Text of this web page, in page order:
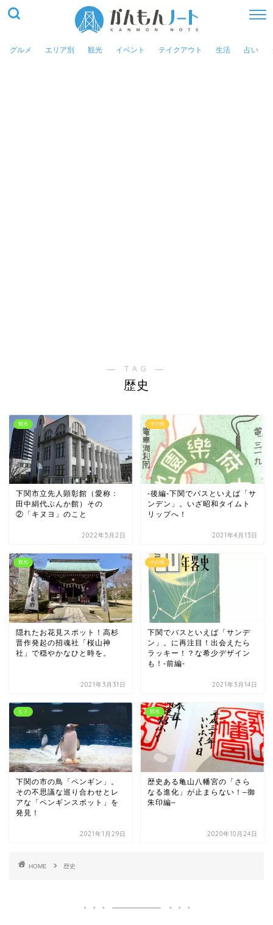
グルメ エリア別 観光 イベント テイクアウト 生活 占い
― TAG ―
歴史
観光
下関市立先人顕彰館（愛称：
田中絹代ぶんか館）その
②「キヌヨ」のこと
2022年5月2日
その他
-後編-下関でバスといえば「サ
ンデン」。いざ昭和タイムト
リップへ！
2021年4月13日
観光
隠れたお花見スポット！高杉
晋作発起の招魂社「桜山神
社」で穏やかなひと時を。
2021年3月31日
その他
下関でバスといえば「サンデ
ン」。に再注目！出会えたら
ラッキー！？な希少デザイン
も！-前編-
2021年3月14日
ヒト
下関の市の鳥「ペンギン」。
その不思議な巡り合わせとレ
アな「ペンギンスポット」を
発見！
2021年1月29日
観光
歴史ある亀山八幡宮の「さら
なる進化」が止まらない！–御
朱印編–
2020年10月24日
HOME 歴史